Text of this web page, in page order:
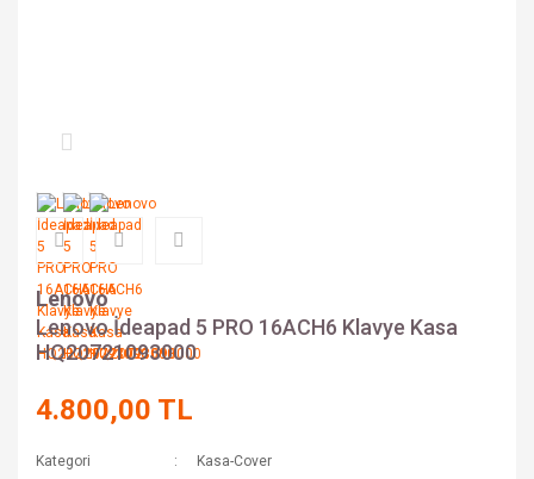
Lenovo
Lenovo İdeapad 5 PRO 16ACH6 Klavye Kasa
HQ20721093000
4.800,00 TL
Kategori
Kasa-Cover